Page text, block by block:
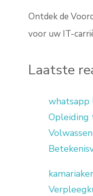
Ontdek de
voor uw IT-
Laatste
whatsapp
Opleiding